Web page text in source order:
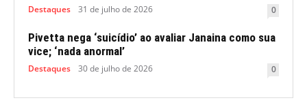
Destaques 31 de julho de 2026 0
Pivetta nega ‘suicídio’ ao avaliar Janaina como sua
vice; ‘nada anormal’
Destaques 30 de julho de 2026 0